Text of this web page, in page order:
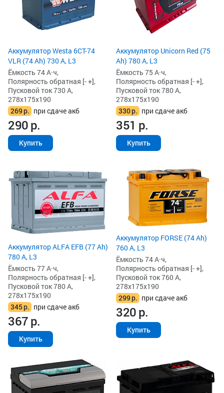
Аккумулятор Westa 6СТ-74
VLR (74 Ah) 730 А, L3
Ёмкость 74 А·ч,
Полярность обратная [- +],
Пусковой ток 730 А,
278x175x190
269р. при сдаче акб
290р.
Купить
Аккумулятор Unicorn Red (75
Ah) 780 А, L3
Ёмкость 75 А·ч,
Полярность обратная [- +],
Пусковой ток 780 А,
278x175x190
330р. при сдаче акб
351 р.
Купить
Аккумулятор ALFA EFB (77 Ah)
780 А, L3
Ёмкость 77 А·ч,
Полярность обратная [- +],
Пусковой ток 780 А,
278x175x190
345р. при сдаче акб
367р.
Купить
Аккумулятор FORSE (74 Ah)
760 А, L3
Ёмкость 74 А·ч,
Полярность обратная [- +],
Пусковой ток 760 А,
278x175x190
299р. при сдаче акб
320р.
Купить